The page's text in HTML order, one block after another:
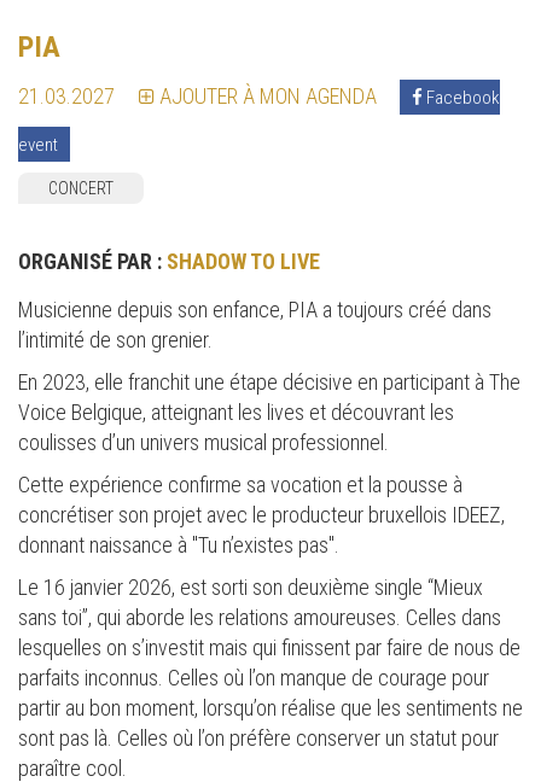
PIA
21.03.2027 AJOUTER À MON AGENDA Facebook
event
CONCERT
ORGANISÉ PAR : SHADOW TO LIVE
Musicienne depuis son enfance, PIA a toujours créé dans
l’intimité de son grenier.
En 2023, elle franchit une étape décisive en participant à The
Voice Belgique, atteignant les lives et découvrant les
coulisses d’un univers musical professionnel.
Cette expérience confirme sa vocation et la pousse à
concrétiser son projet avec le producteur bruxellois IDEEZ,
donnant naissance à "Tu n’existes pas".
Le 16 janvier 2026, est sorti son deuxième single “Mieux
sans toi”, qui aborde les relations amoureuses. Celles dans
lesquelles on s’investit mais qui finissent par faire de nous de
parfaits inconnus. Celles où l’on manque de courage pour
partir au bon moment, lorsqu’on réalise que les sentiments ne
sont pas là. Celles où l’on préfère conserver un statut pour
paraître cool.